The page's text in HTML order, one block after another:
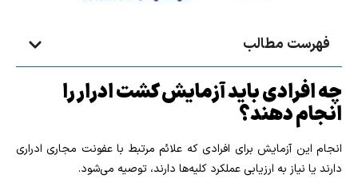
فهرست مطالب
چه افرادی باید آزمایش کشت ادرار را
انجام دهند؟
انجام این آزمایش برای افرادی که علائم مرتبط با عفونت مجاری ادراری
دارند یا نیاز به ارزیابی عملکرد کلیه‌ها دارند، توصیه می‌شود.